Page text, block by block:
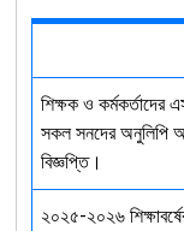
শিক্ষক ও কর্মকর্তাদের
সকল সনদের অনুলিপি
বিজ্ঞপ্তি।
২০২৫-২০২৬